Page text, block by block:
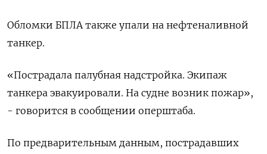
Обломки БПЛА также упали на нефтеналивной
танкер.
«Пострадала палубная надстройка. Экипаж
танкера эвакуировали. На судне возник пожар»,
- говорится в сообщении оперштаба.
По предварительным данным, пострадавших